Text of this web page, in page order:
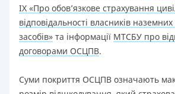
IX «Про обов’язкове страхування
відповідальності власників
засобів» та інформації МТСБУ про
договорами ОСЦПВ.
Суми покриття ОСЦПВ означають